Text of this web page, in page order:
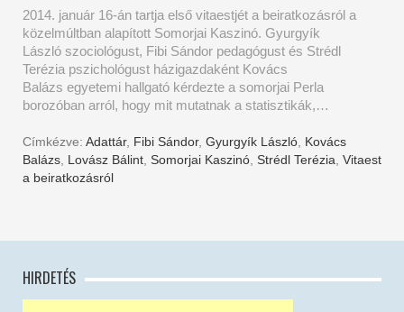
2014. január 16-án tartja első vitaestjét a beiratkozásról a
közelmúltban alapított Somorjai Kaszinó. Gyurgyík
László szociológust, Fibi Sándor pedagógust és Strédl
Terézia pszichológust házigazdaként Kovács
Balázs egyetemi hallgató kérdezte a somorjai Perla
borozóban arról, hogy mit mutatnak a statisztikák,…
Címkézve: Adattár, Fibi Sándor, Gyurgyík László, Kovács
Balázs, Lovász Bálint, Somorjai Kaszinó, Strédl Terézia, Vitaest
a beiratkozásról
HIRDETÉS